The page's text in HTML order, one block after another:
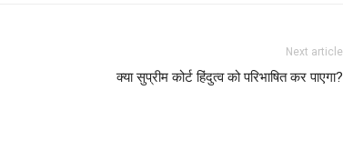
Next article
क्या सुप्रीम कोर्ट हिंदुत्व को परिभाषित कर पाएगा?